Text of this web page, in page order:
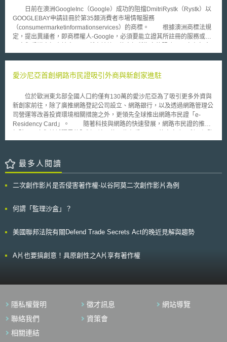
品安全仍無絕對的共識、人民又對基改作物存有疑慮的情況下推動這項法案
完全不合理。而這樣的爭論隨著今年三月世界衛生組織所屬的研究機構──
國際癌症研究機構宣布將廣泛用於GMO穀物的除草劑草甘膦(或稱嘉磷塞，
Glyphosate)歸類為2A類致癌物 (對人類很可能有致癌性，probable human
carcinogen)後，變得更為激烈。許多反對者因此對基因改造產品的安全性
有更高的疑慮。 一般預料，美國聯邦參議院將開始處理本案，支持與
前美國國內已有康乃狄克州及緬因州等少數州別通過了強制的基改食品標示
國，本案的最終結果預料也經影響未來國際上對基改產品標示的管制。
刑。而其他新增及修正之內容包含： 改善歐盟區域內之合作，以利跨境詐
欺之訴追。 強化對犯罪被害人之援助，如心理支持、財務及法律問題之諮
詢，並對缺乏足夠資源者提供免費法律扶助。 透過宣導、教育與網路資源
（如詐欺之實際案例）提供，提升民眾認知及預防之意識。 於委員會
投票批准修正草案後，其後將待歐洲議會通過，並與歐盟理事會開啟非正式
日前在澳洲GoogleInc（Google）成功的阻擋DmitriRystk（Rystk）以
GOOGLEBAY申請註冊於第35類消費者市場情報服務
（consumermarketinformationservices）的商標。 根據澳洲商標法規
定，提出異議者，即商標權人-Google，必須要能立證其所註冊的服務或商
一項跟消費者市場情報服務類似的服務或商品；並且GOOGLE與
GOOGLEBAY乃是與GOOGLE有“欺矇性的”相似（deceptivelysimilar）商
相當知名度 澳洲商標審查員認為消費者市場情報服務是一個很廣義的
範圍，可以想見其中必然包括廣告服務。因此，它所指定的服務即包含類似
於Google第1049124號註冊商標所包含的服務，其中包括透過網際網路散
佈廣告。 澳洲商標審查員亦同時提到GOOGLE此造字的特殊性，及另
一個造字EBAY皆無字典上的解釋，並且這兩個造字都跟網際網路有強烈的
係家族的商標之一。加上GOOGLE商標在澳洲亦有十足的知名度*，更能讓
商標審查員同意如此“欺矇性的”相似商標有足以令人混淆誤認之虞。 在
此特別一提的是澳洲的商標法修正後，在對商標註冊提出異議時，對以與著
標法第60條第1項，商標註冊可以因另一商標在註冊的優先權日前即已在澳
愛沙尼亞首創網路市民證吸引外商與新創家進駐
位於歐洲東北部全國人口約僅有130萬的愛沙尼亞為了吸引更多外資與
新創家前往，除了廣推網路登記公司設立、網路銀行，以及透過網路管理公
司營運等改善投資環境相關措施之外，更領先全球推出網路市民證「e-
Residency Card」。 隨著科技與網路的快速發展，網路市民證的推出
於18分鐘內完成登記設立公司流程。申請愛沙尼亞網路銀行相關服務與帳
幅簡化公司申請設立程序與進入門檻。 此外，網路市民證也提供新創
事業免除營業所得稅，吸引了眾多新創家前往該國創業，並於該項政策施行
盟會員國之一，因此也使外資與新創家在愛沙尼亞投資設立公司後，等同於
市民證所獲得的成功迴響，愛沙尼亞政府進而推行網路市民計畫「e-
最多人閱讀
二次創作影片是否侵害著作權-以谷阿莫二次創作影片為例
何謂「監理沙盒」？
美國聯邦法院有關Defend Trade Secrets Act的晚近見解與趨勢
A片也要搞創意！具原創性之A片享有著作權
隱私權聲明 徵才訊息
網站導覽
聯絡我們
資策會
相關連結